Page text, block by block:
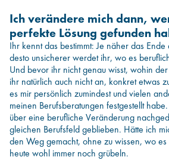
Ich verändere mich dann,
perfekte Lösung gefunden
Ihr kennt das bestimmt: Je näher das Ende
desto unsicherer werdet ihr, wo es
Und bevor ihr nicht genau wisst, wohin
ihr natürlich auch nicht an, konkret etwas
es mir persönlich zumindest und vielen
meinen Berufsberatungen festgestellt
über eine berufliche Veränderung
gleichen Berufsfeld geblieben. Hätte ich
den Weg gemacht, ohne zu wissen, wo
heute wohl immer noch grübeln.